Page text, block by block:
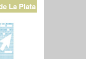
La Plata